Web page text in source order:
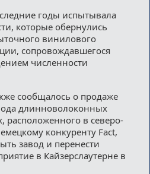
годы испытывала
которые обернулись
винилового
сопровождавшегося
численности
сообщалось о продаже
длинноволоконных
расположенного в северо-
конкуренту Fact,
завод и перенести
в Кайзерслаутерне в